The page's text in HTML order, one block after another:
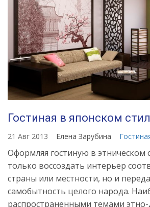
vse-
tonkosti-
dlya-
oformleniya-
dizayna
Гостиная в японском
21 Авг 2013 Елена Зарубина
Оформляя гостиную в этническом
только воссоздать интерьер
страны или местности, но и
самобытность целого народа.
распространенными темами